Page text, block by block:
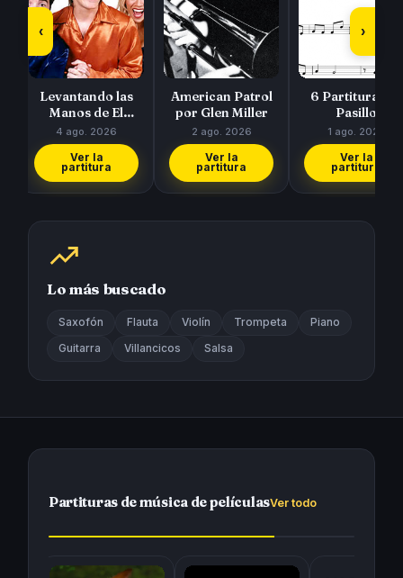
‹
Levantando las
Manos de El
Símbolo
4 ago. 2026
Ver la
partitura
American Patrol
por Glen Miller
2 ago. 2026
Ver la
partitura
6 Partituras de
Pasillo
Colombiano de
Cucarrón, La
Gat…
1 ago. 2026
Ver la
partitura
›
Lo más buscado
Saxofón Flauta Violín Trompeta Piano
Guitarra Villancicos Salsa
Partituras de música de películasVer todo